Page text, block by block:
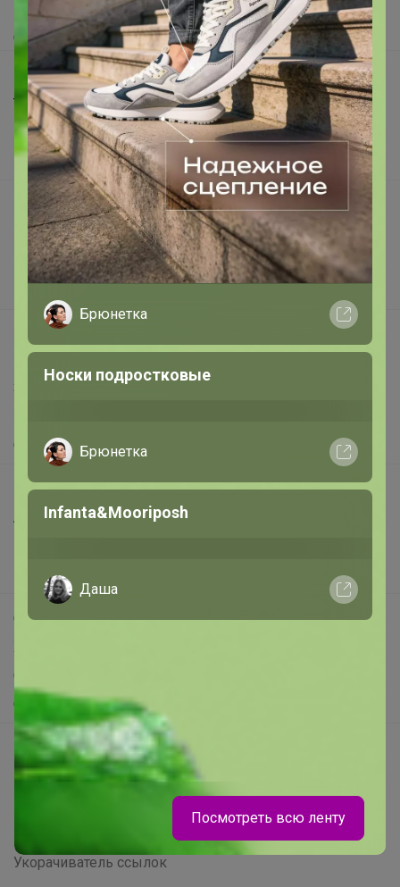
Доставка
Шоурумы
Торговые марки
Наша команда
В наличии
Подарочные сертификаты
Реклама на сайте
Поставщикам
support@24-ok.ru
Написать в поддержку
Защита покупателя
О нас
Все предложения
Анонсы
Поддержка альпак
Самое выгодное
Самое желанное
Самое быстрое
Начать зарабатывать с 24-ok
Picabox.ru - Лучшее место для ваших изображений
Розыгрыш - Генератор случайных чисел
Пульс нашего маркетплейса
Укорачиватель ссылок
Брюнетка
Носки подростковые
Брюнетка
Infanta&Mooriposh
Даша
Посмотреть всю ленту